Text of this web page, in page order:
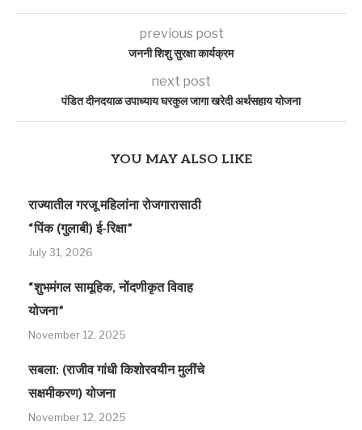
previous post
जननी शिशु सुरक्षा कार्यक्रम
next post
पंडित दीनदयाळ उपाध्याय घरकुल जागा खरेदी अर्थसहाय योजना
YOU MAY ALSO LIKE
राज्यातील गरजू महिलांना रोजगारासाठी
“पिंक (गुलाबी) ई-रिक्षा”
July 31, 2026
“शुभमंगल सामूहिक, नोंदणीकृत विवाह
योजना”
November 12, 2025
सबला: (राजीव गांधी किशोरवयीन मुलींचे
सक्षमीकरण) योजना
November 12, 2025